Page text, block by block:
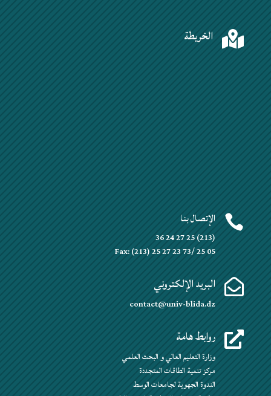
 الخريطة
 الإتصال بنا
(213) 25 27 24 36
Fax: (213) 25 27 23 73/ 25 05
 البريد الإلكتروني
contact@univ-blida.dz
 روابط هامة
وزارة التعليم العالي و البحث العلمي
مركز تنمية الطاقات المتجددة
الندوة الجهوية لجامعات الوسط